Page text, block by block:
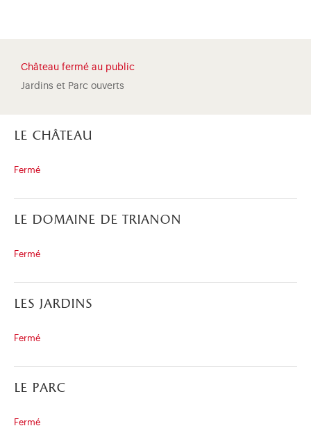
onglet)
nouvel onglet)
fenêtre modale)
de l'application (ouverture dans un nouvel onglet)
Château fermé au public
Jardins et Parc ouverts
le château
Fermé
le domaine de trianon
Fermé
les jardins
Fermé
le parc
Fermé